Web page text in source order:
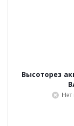
Высоторез
Нет